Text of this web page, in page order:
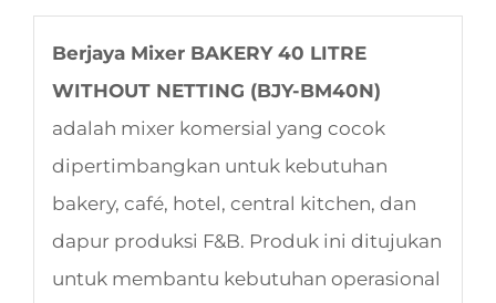
Berjaya Mixer BAKERY 40 LITRE
WITHOUT NETTING (BJY-BM40N)
adalah mixer komersial yang cocok
dipertimbangkan untuk kebutuhan
bakery, café, hotel, central kitchen, dan
dapur produksi F&B. Produk ini ditujukan
untuk membantu kebutuhan operasional